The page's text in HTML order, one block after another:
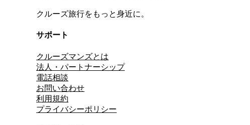
クルーズ旅行をもっと身近に。
サポート
クルーズマンズとは
法人・パートナーシップ
電話相談
お問い合わせ
利用規約
プライバシーポリシー